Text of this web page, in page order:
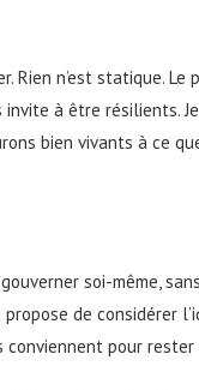
Rien n’est statique.
invite à être résilients.
bien vivants à ce
soi-même,
de considérer
pour rester